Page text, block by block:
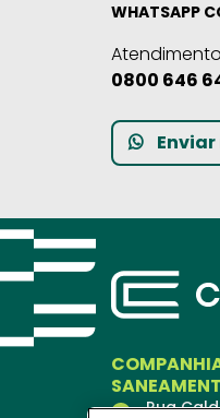
WHATSAPP
0800 646
Rua